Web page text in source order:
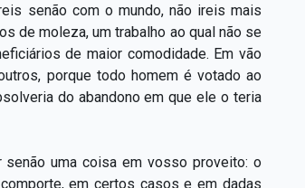
senão com o mundo, não ireis mais
de moleza, um trabalho ao qual não se
de maior comodidade. Em vão
porque todo homem é votado ao
do abandono em que ele o teria
uma coisa em vosso proveito: o
em certos casos e em dadas